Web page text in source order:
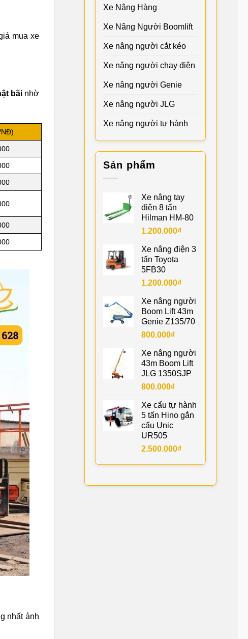
mua xe
bãinhờ
nhất ảnh
Xe Nâng Hàng
Xe Nâng Người Boomlift
Xe nâng người cắt kéo
Xe nâng người chạy điện
Xe nâng người Genie
Xe nâng người JLG
Xe nâng người tự hành
Sản phẩm
Xe nâng tay
điện 8 tấn
Hilman HM-80
1.200.000₫
Xe nâng điện 3
tấn Toyota
5FB30
1.200.000₫
Xe nâng người
Boom Lift 43m
Genie Z135/70
800.000₫
Xe nâng người
43m Boom Lift
JLG 1350SJP
800.000₫
Xe cẩu tự hành
5 tấn Hino gắn
cẩu Unic
UR505
2.500.000₫